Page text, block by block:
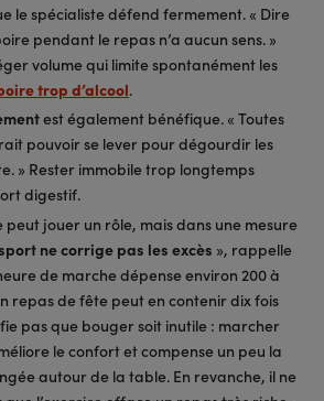
le spécialiste défend fermement. « Dire
pendant le repas n’a aucun sens. »
volume qui limite spontanément les
trop d’alcool.
est également bénéfique. « Toutes
pouvoir se lever pour dégourdir les
» Rester immobile trop longtemps
digestif.
peut jouer un rôle, mais dans une mesure
ne corrige pas les excès », rappelle
de marche dépense environ 200 à
repas de fête peut en contenir dix fois
pas que bouger soit inutile : marcher
le confort et compense un peu la
autour de la table. En revanche, il ne